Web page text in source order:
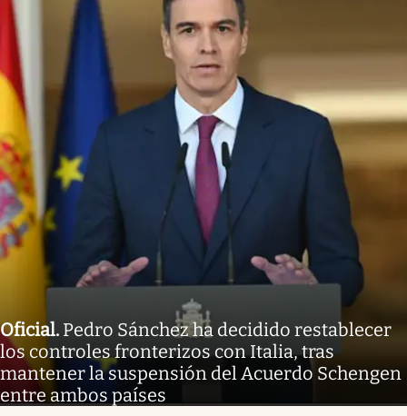
Oficial. Pedro Sánchez ha decidido restablecer
los controles fronterizos con Italia, tras
mantener la suspensión del Acuerdo Schengen
entre ambos países